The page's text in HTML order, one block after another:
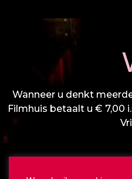
Wanneer u denkt
Filmhuis betaalt u € 7,00